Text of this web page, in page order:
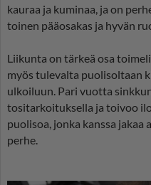
kauraa ja kuminaa, ja on
toinen pääosakas ja hyvän
Liikunta on tärkeä osa
myös tulevalta puolisoltaan
ulkoiluun. Pari vuotta
tositarkoituksella ja toivoo
puolisoa, jonka kanssa jakaa
perhe.